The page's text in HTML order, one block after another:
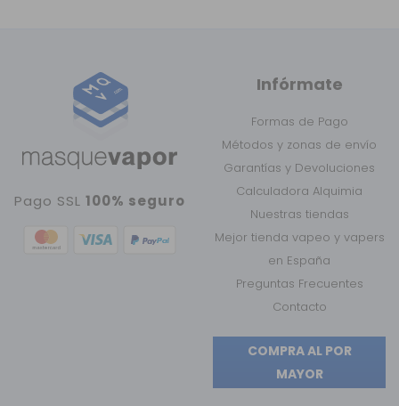
Pago SSL100% seguro
Infórmate
Formas de Pago
Métodos y zonas de envío
Garantías y Devoluciones
Calculadora Alquimia
Nuestras tiendas
Mejor tienda vapeo y vapers
en España
Preguntas Frecuentes
Contacto
COMPRA AL POR
MAYOR